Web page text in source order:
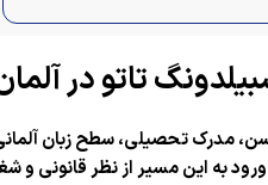
تاتو در
مدرک تحصیلی، سطح زبان
به این مسیر از نظر قانونی و